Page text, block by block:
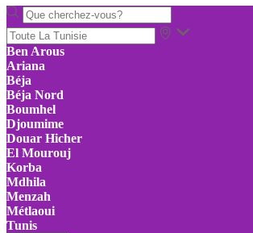
Ben Arous
Ariana
Béja
Béja Nord
Boumhel
Djoumime
Douar Hicher
El Mourouj
Korba
Mdhila
Menzah
Métlaoui
Tunis